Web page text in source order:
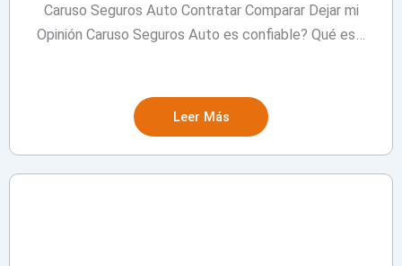
Caruso Seguros Auto Contratar Comparar Dejar mi
Opinión Caruso Seguros Auto es confiable? Qué es…
Leer Más